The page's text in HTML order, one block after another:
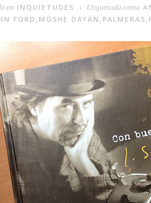
en INQUIETUDES Etiquetado como
FORD, MOSHE DAYAN, PALMERAS,